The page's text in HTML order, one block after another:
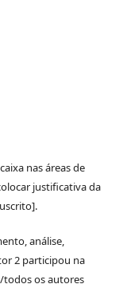
nas áreas de
justificativa da
análise,
2 participou na
/todosos autores